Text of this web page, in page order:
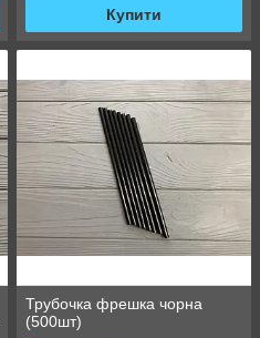
Купити
Трубочка фрешка чорна
(500шт)